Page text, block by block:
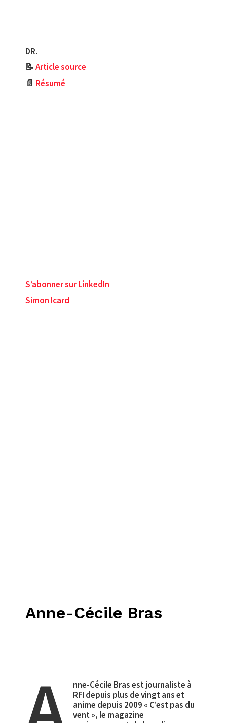
DR.
📝Article source
📄 Résumé
S’abonner sur LinkedIn
Simon Icard
Anne-Cécile Bras
nne-Cécile Bras est journaliste à
RFI depuis plus de vingt ans et
anime depuis 2009 « C’est pas du
vent », le magazine